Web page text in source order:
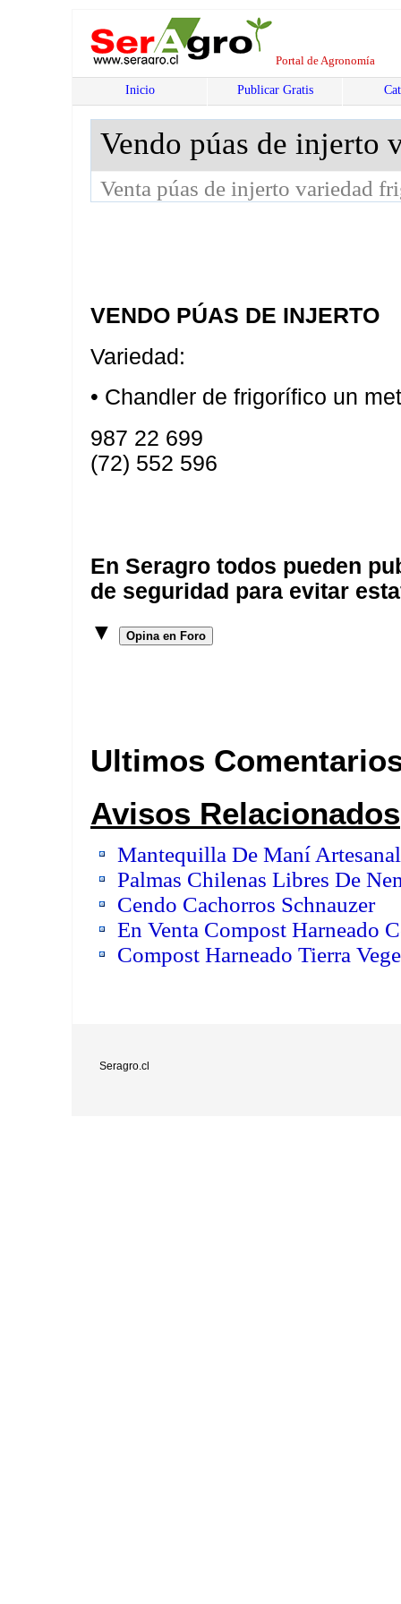
Portal de Agronomía
Inicio Publicar Gratis
Vendo púas de injerto
Venta púas de injerto variedad
VENDO PÚAS DE INJERTO
Variedad:
• Chandler de frigorífico un
987 22 699
(72) 552 596
En Seragro todos pueden
de seguridad para evitar
▼
Opina en Foro
Ultimos
Avisos Relacionados
Mantequilla De Maní
Palmas Chilenas Libres De
Cendo Cachorros Schnauzer
En Venta Compost Harneado
Compost Harneado Tierra
Seragro.cl